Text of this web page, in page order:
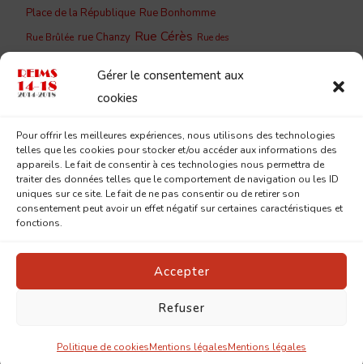
Gérer le consentement aux
cookies
Pour offrir les meilleures expériences, nous utilisons des technologies
telles que les cookies pour stocker et/ou accéder aux informations des
appareils. Le fait de consentir à ces technologies nous permettra de
traiter des données telles que le comportement de navigation ou les ID
uniques sur ce site. Le fait de ne pas consentir ou de retirer son
consentement peut avoir un effet négatif sur certaines caractéristiques et
fonctions.
Accepter
Refuser
Politique de cookiesMentions légalesMentions légales
Place de la République Rue Bonhomme
Rue Brûlée rue Chanzy Rue Cérès Rue des
Barbâtre
Rue du Cloître
Rue du Jard
Eugène Desteuque Rue Lesage Saint-
André Saint-Remi Sainte-
Geneviève
Reims 14-18. Tous droits réservés.